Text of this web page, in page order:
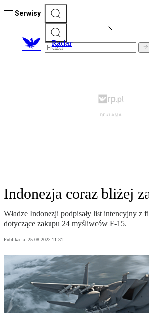
Serwisy
Radar
Indonezja coraz bliżej
Władze Indonezji podpisały list intencyjny z
dotyczące zakupu 24 myśliwców F-15.
Publikacja: 25.08.2023 11:31